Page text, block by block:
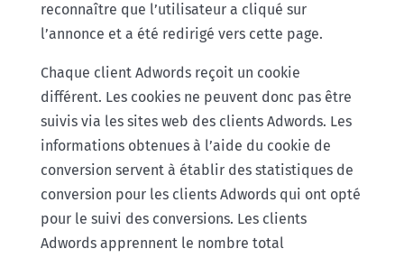
reconnaître que l’utilisateur a cliqué sur
l’annonce et a été redirigé vers cette page.
Chaque client Adwords reçoit un cookie
différent. Les cookies ne peuvent donc pas être
suivis via les sites web des clients Adwords. Les
informations obtenues à l’aide du cookie de
conversion servent à établir des statistiques de
conversion pour les clients Adwords qui ont opté
pour le suivi des conversions. Les clients
Adwords apprennent le nombre total